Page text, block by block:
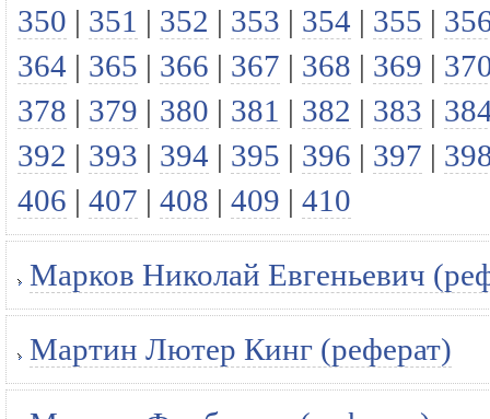
350 | 351 | 352 | 353 | 354 | 355 |
364 | 365 | 366 | 367 | 368 | 369 |
378 | 379 | 380 | 381 | 382 | 383 |
392 | 393 | 394 | 395 | 396 | 397 |
406 | 407 | 408 | 409 | 410
Марков Николай Евгеньевич
Мартин Лютер Кинг (реферат)